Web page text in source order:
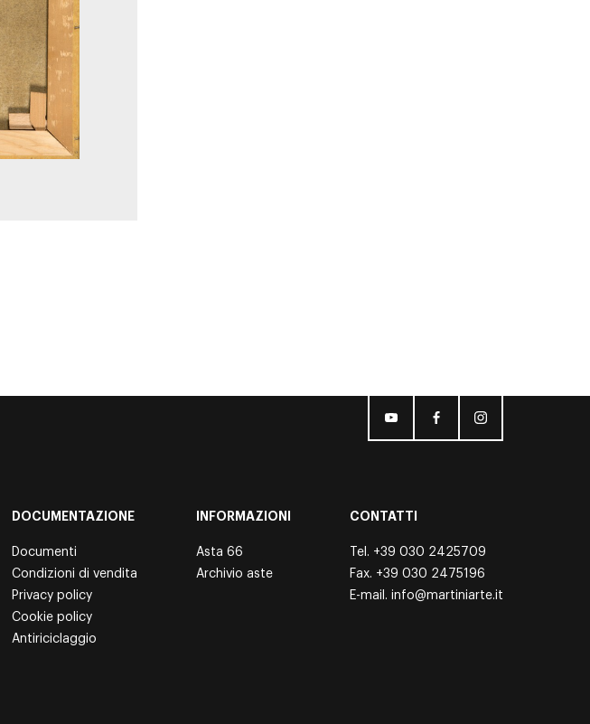
DOCUMENTAZIONE
Documenti
Condizioni di vendita
Privacy policy
Cookie policy
Antiriciclaggio
INFORMAZIONI
Asta 66
Archivio aste
CONTATTI
Tel. +39 030 2425709
Fax. +39 030 2475196
E-mail. info@martiniarte.it